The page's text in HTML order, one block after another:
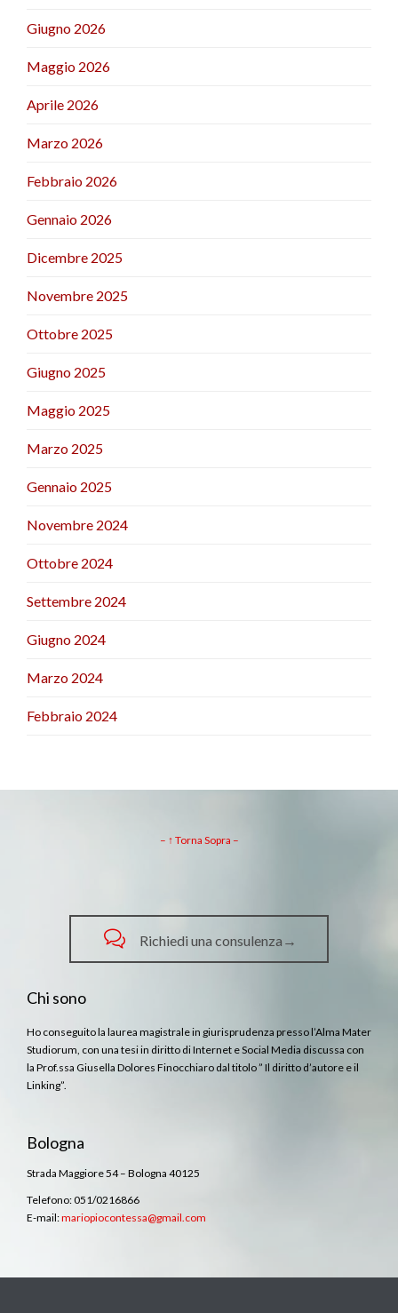
Giugno 2026
Maggio 2026
Aprile 2026
Marzo 2026
Febbraio 2026
Gennaio 2026
Dicembre 2025
Novembre 2025
Ottobre 2025
Giugno 2025
Maggio 2025
Marzo 2025
Gennaio 2025
Novembre 2024
Ottobre 2024
Settembre 2024
Giugno 2024
Marzo 2024
Febbraio 2024
– ↑ Torna Sopra –
 Richiedi una consulenza→
Chi sono
Ho conseguito la laurea magistrale in giurisprudenza presso l’Alma Mater
Studiorum, con una tesi in diritto di Internet e Social Media discussa con
la Prof.ssa Giusella Dolores Finocchiaro dal titolo ” Il diritto d’autore e il
Linking”.
Bologna
Strada Maggiore 54 – Bologna 40125
Telefono: 051/0216866
E-mail:mariopiocontessa@gmail.com